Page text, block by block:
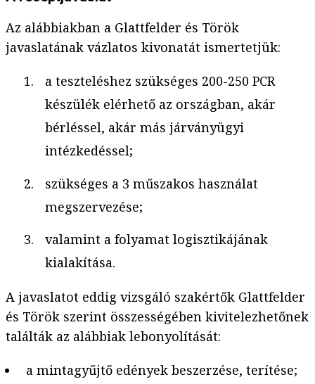
Az alábbiakban a Glattfelder és Török
javaslatának vázlatos kivonatát ismertetjük:
a teszteléshez szükséges 200-250 PCR
készülék elérhető az országban, akár
bérléssel, akár más járványügyi
intézkedéssel;
szükséges a 3 műszakos használat
megszervezése;
valamint a folyamat logisztikájának
kialakítása.
A javaslatot eddig vizsgáló szakértők Glattfelder
és Török szerint összességében kivitelezhetőnek
találták az alábbiak lebonyolítását:
a mintagyűjtő edények beszerzése, terítése;